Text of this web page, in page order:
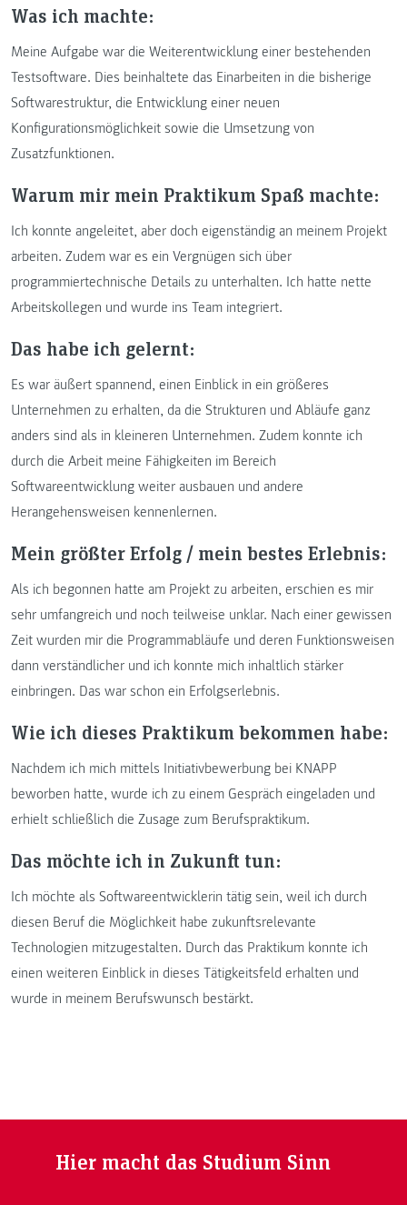
Was ich machte:
Meine Aufgabe war die Weiterentwicklung einer bestehenden
Testsoftware. Dies beinhaltete das Einarbeiten in die bisherige
Softwarestruktur, die Entwicklung einer neuen
Konfigurationsmöglichkeit sowie die Umsetzung von
Zusatzfunktionen.
Warum mir mein Praktikum Spaß machte:
Ich konnte angeleitet, aber doch eigenständig an meinem Projekt
arbeiten. Zudem war es ein Vergnügen sich über
programmiertechnische Details zu unterhalten. Ich hatte nette
Arbeitskollegen und wurde ins Team integriert.
Das habe ich gelernt:
Es war äußert spannend, einen Einblick in ein größeres
Unternehmen zu erhalten, da die Strukturen und Abläufe ganz
anders sind als in kleineren Unternehmen. Zudem konnte ich
durch die Arbeit meine Fähigkeiten im Bereich
Softwareentwicklung weiter ausbauen und andere
Herangehensweisen kennenlernen.
Mein größter Erfolg / mein bestes Erlebnis:
Als ich begonnen hatte am Projekt zu arbeiten, erschien es mir
sehr umfangreich und noch teilweise unklar. Nach einer gewissen
Zeit wurden mir die Programmabläufe und deren Funktionsweisen
dann verständlicher und ich konnte mich inhaltlich stärker
einbringen. Das war schon ein Erfolgserlebnis.
Wie ich dieses Praktikum bekommen habe:
Nachdem ich mich mittels Initiativbewerbung bei KNAPP
beworben hatte, wurde ich zu einem Gespräch eingeladen und
erhielt schließlich die Zusage zum Berufspraktikum.
Das möchte ich in Zukunft tun:
Ich möchte als Softwareentwicklerin tätig sein, weil ich durch
diesen Beruf die Möglichkeit habe zukunftsrelevante
Technologien mitzugestalten. Durch das Praktikum konnte ich
einen weiteren Einblick in dieses Tätigkeitsfeld erhalten und
wurde in meinem Berufswunsch bestärkt.
Hier macht das Studium Sinn